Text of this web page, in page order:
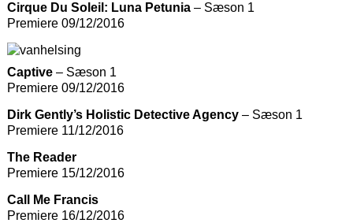
Cirque Du Soleil: Luna Petunia – Sæson 1
Premiere 09/12/2016
Captive – Sæson 1
Premiere 09/12/2016
Dirk Gently’s Holistic Detective Agency– Sæson 1
Premiere 11/12/2016
The Reader
Premiere 15/12/2016
Call Me Francis
Premiere 16/12/2016